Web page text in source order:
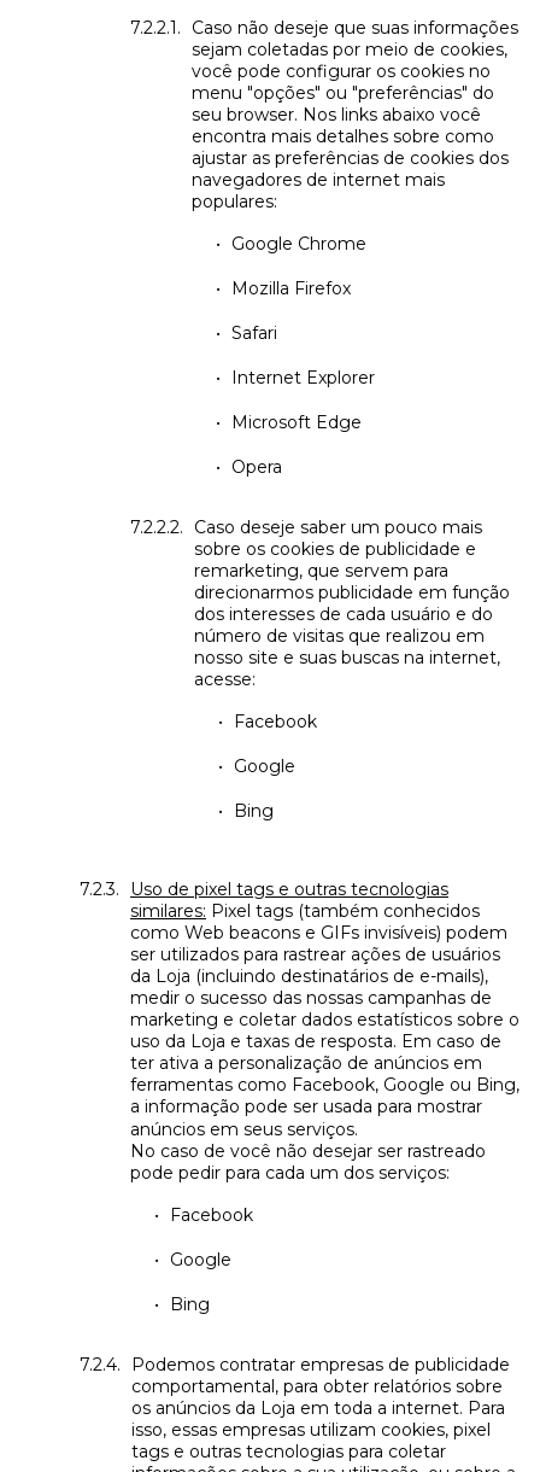
Caso não deseje que suas informações
sejam coletadas por meio de cookies,
você pode configurar os cookies no
menu "opções" ou "preferências" do
seu browser. Nos links abaixo você
encontra mais detalhes sobre como
ajustar as preferências de cookies dos
navegadores de internet mais
populares:
Google Chrome
Mozilla Firefox
Safari
Internet Explorer
Microsoft Edge
Opera
Caso deseje saber um pouco mais
sobre os cookies de publicidade e
remarketing, que servem para
direcionarmos publicidade em função
dos interesses de cada usuário e do
número de visitas que realizou em
nosso site e suas buscas na internet,
acesse:
Facebook
Google
Bing
Uso de pixel tags e outras tecnologias
similares: Pixel tags (também conhecidos
como Web beacons e GIFs invisíveis) podem
ser utilizados para rastrear ações de usuários
da Loja (incluindo destinatários de e-mails),
medir o sucesso das nossas campanhas de
marketing e coletar dados estatísticos sobre o
uso da Loja e taxas de resposta. Em caso de
ter ativa a personalização de anúncios em
ferramentas como Facebook, Google ou Bing,
a informação pode ser usada para mostrar
anúncios em seus serviços.
No caso de você não desejar ser rastreado
pode pedir para cada um dos serviços:
Facebook
Google
Bing
Podemos contratar empresas de publicidade
comportamental, para obter relatórios sobre
os anúncios da Loja em toda a internet. Para
isso, essas empresas utilizam cookies, pixel
tags e outras tecnologias para coletar